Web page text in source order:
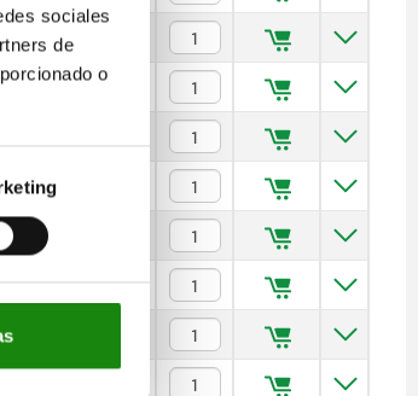
sociales
de
o
$2,059.15
$2,975.08
$3,999.39